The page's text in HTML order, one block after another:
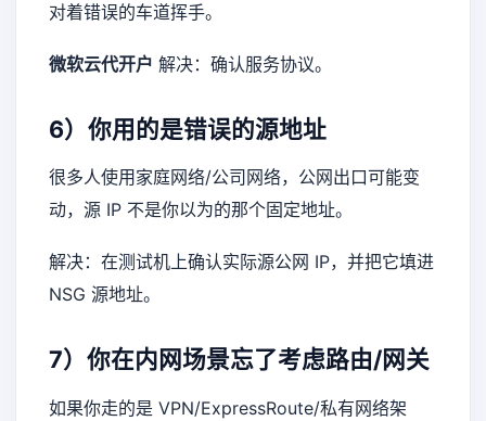
对着错误的车道挥手。
微软云代开户 解决：确认服务协议。
6）你用的是错误的源地址
很多人使用家庭网络/公司网络，公网出口可能变
动，源 IP 不是你以为的那个固定地址。
解决：在测试机上确认实际源公网 IP，并把它填进
NSG 源地址。
7）你在内网场景忘了考虑路由/网关
如果你走的是 VPN/ExpressRoute/私有网络架